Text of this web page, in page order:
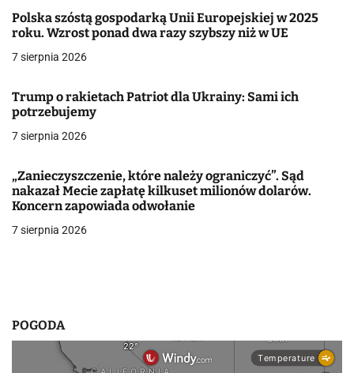
a
c
a
w
i
s
Polska szóstą gospodarką Unii Europejskiej w 2025
roku. Wzrost ponad dwa razy szybszy niż w UE
7 sierpnia 2026
Trump o rakietach Patriot dla Ukrainy: Sami ich
potrzebujemy
7 sierpnia 2026
„Zanieczyszczenie, które należy ograniczyć”. Sąd
nakazał Mecie zapłatę kilkuset milionów dolarów.
Koncern zapowiada odwołanie
7 sierpnia 2026
POGODA